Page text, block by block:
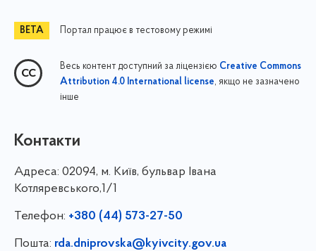
Портал працює в тестовому режимі
Весь контент доступний за ліцензією Creative Commons
Attribution 4.0 International license, якщо не зазначено
інше
Контакти
Адреса: 02094, м. Київ, бульвар Івана
Котляревського,1/1
Телефон: +380 (44) 573-27-50
Пошта: rda.dniprovska@kyivcity.gov.ua